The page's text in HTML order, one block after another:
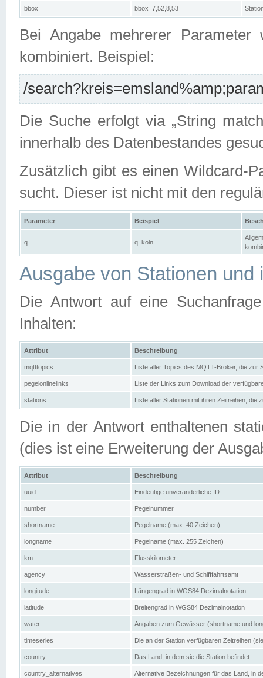
bbox bbox=7,52,8,53
Bei Angabe mehrerer Parameter
kombiniert. Beispiel:
/
Die Suche erfolgt via „String
innerhalb des Datenbestandes
Zusätzlich gibt es einen Wildcard-
sucht. Dieser ist nicht mit den
Parameter Beispiel
q q=köln
Ausgabe von Stationen und
Die Antwort auf eine
Inhalten:
Attribut Beschreibung
mqtttopics Liste aller Topics des MQTT-Broker, die zur
pegelonlinelinks Liste der Links zum Download der
stations Liste aller Stationen mit ihren Zeitreihen, die
Die in der Antwort enthaltenen
(dies ist eine Erweiterung der
Attribut Beschreibung
uuid Eindeutige unveränderliche ID.
number Pegelnummer
shortname Pegelname (max. 40 Zeichen)
longname Pegelname (max. 255 Zeichen)
km Flusskilometer
agency Wasserstraßen- und Schifffahrtsamt
longitude Längengrad in WGS84 Dezimalnotation
latitude Breitengrad in WGS84 Dezimalnotation
water Angaben zum Gewässer (shortname und
timeseries Die an der Station verfügbaren Zeitreihen
country Das Land, in dem sie die Station befindet
country_alternatives Alternative Bezeichnungen für das Land, in